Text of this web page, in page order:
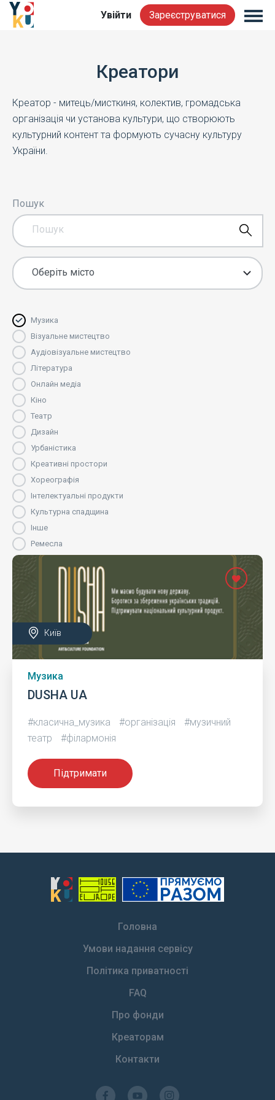
Увійти Зареєструватися
Креатори
Креатор - митець/мисткиня, колектив, громадська
організація чи установа культури, що створюють
культурний контент та формують сучасну культуру
України.
Пошук
Оберіть місто
Музика
Візуальне мистецтво
Аудіовізуальне мистецтво
Література
Онлайн медіа
Кіно
Театр
Дизайн
Урбаністика
Креативні простори
Хореографія
Інтелектуальні продукти
Культурна спадщина
Інше
Ремесла
Київ
Музика
DUSHA UA
#класична_музика #організація
#музичний
театр
#філармонія
Підтримати
Головна
Умови надання сервісу
Політика приватності
FAQ
Про фонди
Креаторам
Контакти